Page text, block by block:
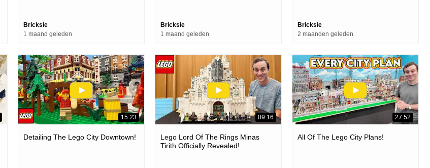
Bricksie
1 maand geleden
Bricksie
1 maand geleden
Bricksie
2 maanden geleden
15:23
Detailing The Lego City Downtown!
09:16
Lego Lord Of The Rings Minas
Tirith Officially Revealed!
27:52
All Of The Lego City Plans!